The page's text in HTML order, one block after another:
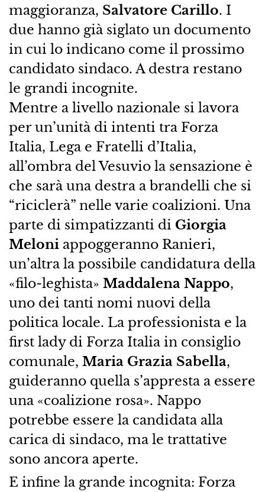
maggioranza, Salvatore Carillo. I
due hanno già siglato un documento
in cui lo indicano come il prossimo
candidato sindaco. A destra restano
le grandi incognite.
Mentre a livello nazionale si lavora
per un’unità di intenti tra Forza
Italia, Lega e Fratelli d’Italia,
all’ombra del Vesuvio la sensazione è
che sarà una destra a brandelli che si
“riciclerà” nelle varie coalizioni. Una
parte di simpatizzanti di Giorgia
Meloniappoggeranno Ranieri,
un’altra la possibile candidatura della
«filo-leghista» Maddalena Nappo,
uno dei tanti nomi nuovi della
politica locale. La professionista e la
first lady di Forza Italia in consiglio
comunale, Maria Grazia Sabella,
guideranno quella s’appresta a essere
una «coalizione rosa». Nappo
potrebbe essere la candidata alla
carica di sindaco, ma le trattative
sono ancora aperte.
E infine la grande incognita: Forza